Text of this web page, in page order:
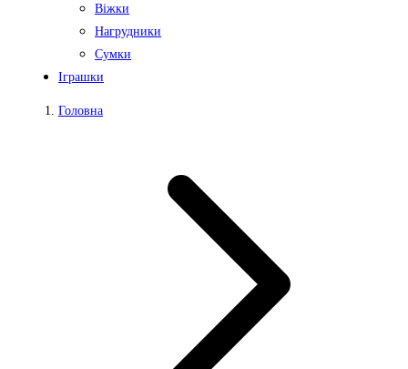
Віжки
Нагрудники
Сумки
Іграшки
Головна